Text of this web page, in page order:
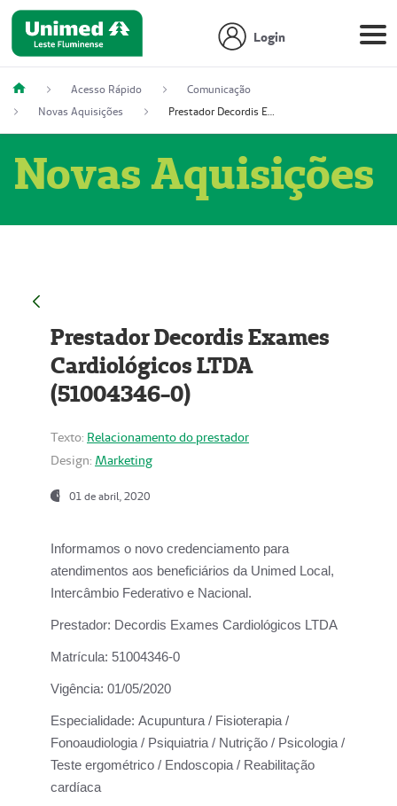
Login
Acesso Rápido
Comunicação
Novas Aquisições
Prestador Decordis Exames Cardiológicos LTDA (51004346-0)
Novas Aquisições
Prestador Decordis Exames
Cardiológicos LTDA
(51004346-0)
Texto: Relacionamento do prestador
Design: Marketing
01 de abril, 2020
Informamos o novo credenciamento para
atendimentos aos beneficiários da Unimed Local,
Intercâmbio Federativo e Nacional.
Prestador: Decordis Exames Cardiológicos LTDA
Matrícula: 51004346-0
Vigência: 01/05/2020
Especialidade: Acupuntura / Fisioterapia /
Fonoaudiologia / Psiquiatria / Nutrição / Psicologia /
Teste ergométrico / Endoscopia / Reabilitação
cardíaca